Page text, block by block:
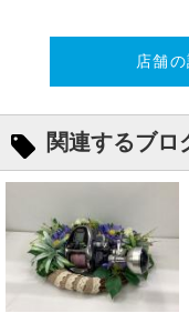
店舗
関連するブロ